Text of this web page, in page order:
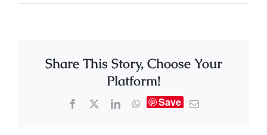
Share This Story, Choose Your
Platform!
Save